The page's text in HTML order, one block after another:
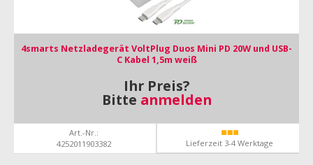
4smarts Netzladegerät VoltPlug Duos Mini PD 20W und USB-
C Kabel 1,5m weiß
Ihr Preis?
Bitte anmelden
Art.-Nr.:
4252011903382
Lieferzeit 3-4 Werktage